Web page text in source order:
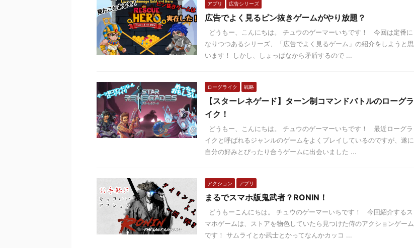
アプリ 広告シリーズ
広告でよく見るピン抜きゲームがやり放題？
どうもー、こんにちは。 チュウのゲーマーいちです！ 今回は定番に
なりつつあるシリーズ、「広告でよく見るゲーム」の紹介をしようと思
います！ しかし、しょっぱなから矛盾するので ...
ローグライク 戦略
【スターレネゲード】ターン制コマンドバトルのローグラ
イク！
どうもー、こんにちは。 チュウのゲーマーいちです！ 最近ローグラ
イクと呼ばれるジャンルのゲームをよくプレイしているのですが、遂に
自分の好みとぴったり合うゲームに出会いました ...
アクション アプリ
まるでスマホ版鬼武者？RONIN！
どうもーこんにちは。 チュウのゲーマーいちです！ 今回紹介するス
マホゲームは、ストアを物色していたら見つけた侍のアクションゲーム
です！ サムライとか武士とかってなんかカッコ ...